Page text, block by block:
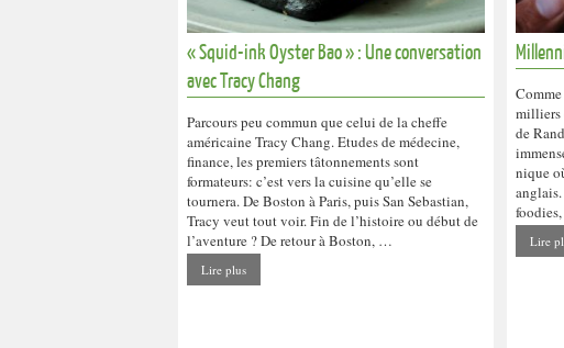
« Squid-ink Oyster Bao » : Une conversation
avec Tracy Chang
Parcours peu commun que celui de la cheffe
américaine Tracy Chang. Etudes de médecine,
finance, les premiers tâtonnements sont
formateurs: c’est vers la cuisine qu’elle se
tournera. De Boston à Paris, puis San Sebastian,
Tracy veut tout voir. Fin de l’histoire ou début de
l’aventure ? De retour à Boston, …
Lire plus
milliers
de
nique
Lire